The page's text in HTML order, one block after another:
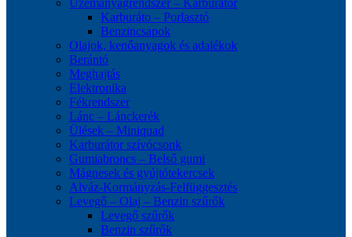
Üzemanyagrendszer – Karburátor
Karburáto – Porlasztó
Benzincsapok
Olajok, kenőanyagok és adalékok
Berántó
Meghajtás
Elektronika
Fékrendszer
Lánc – Lánckerék
Ülések – Miniquad
Karburátor szívócsonk
Gumiabroncs – Belső gumi
Mágnesek és gyújtótekercsek
Alváz-Kormányzás-Felfüggesztés
Levegő – Olaj – Benzin szűrők
Levegő szűrők
Benzin szűrők